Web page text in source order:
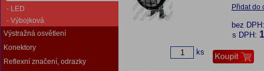
- LED
- Výbojková
Výstražná osvětlení
Konektory
Reflexní značení, odrazky
Přidat do
bez
s DPH:
ks